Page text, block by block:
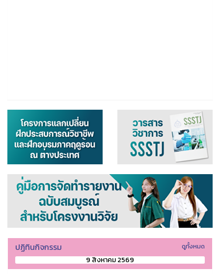
ปฏิทินกิจกรรม ดูทั้งหมด
9 สิงหาคม 2569